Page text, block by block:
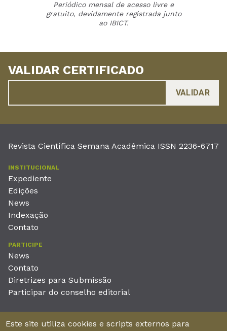
Periódico mensal de acesso livre e
gratuito, devidamente registrada junto
ao IBICT.
VALIDAR CERTIFICADO
Revista Científica Semana Acadêmica ISSN 2236-6717
INSTITUCIONAL
Expediente
Edições
News
Indexação
Contato
PARTICIPE
News
Contato
Diretrizes para Submissão
Participar do conselho editorial
Unieducar Inteligência Educacional Ltda
Este site utiliza cookies e scripts externos para